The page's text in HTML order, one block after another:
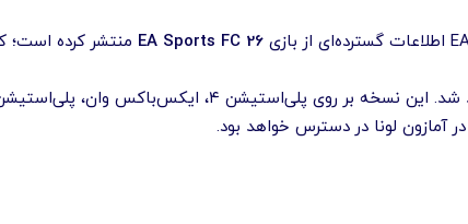
EA Sports FC 26 منتشر کرده است؛